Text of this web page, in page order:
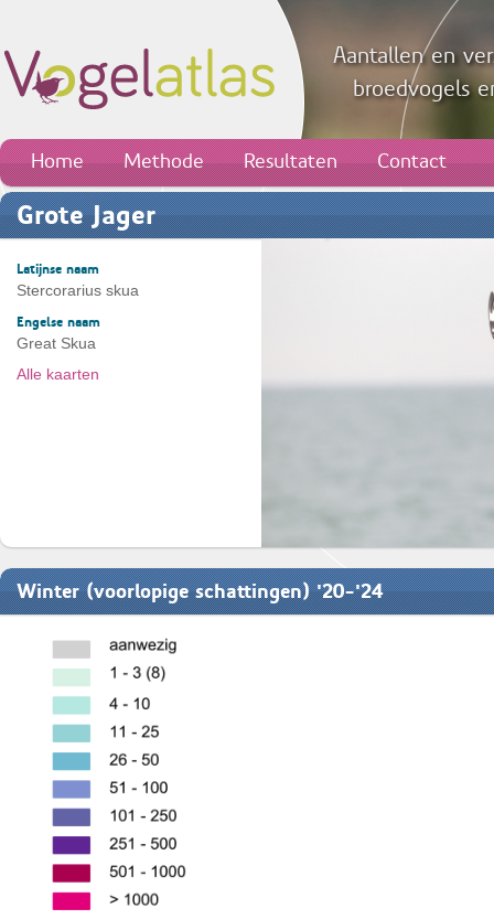
Aantallen en
broedvogels
Home Methode Resultaten Contact
Grote Jager
Latijnse naam
Stercorarius skua
Engelse naam
Great Skua
Alle kaarten
Winter (voorlopige schattingen) '20-'24